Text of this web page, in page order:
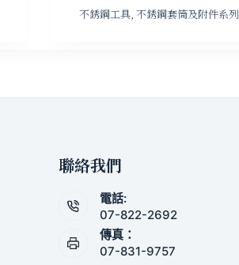
不銹鋼工具 ,不銹鋼套筒及附件系列
聯絡我們
電話:
07-822-2692
傳真：
07-831-9757